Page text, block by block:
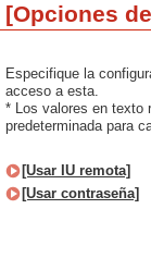
[Opciones
Especifique la
acceso a esta.
* Los valores en texto
predeterminada para
[Usar IU remota]
[Usar contraseña]